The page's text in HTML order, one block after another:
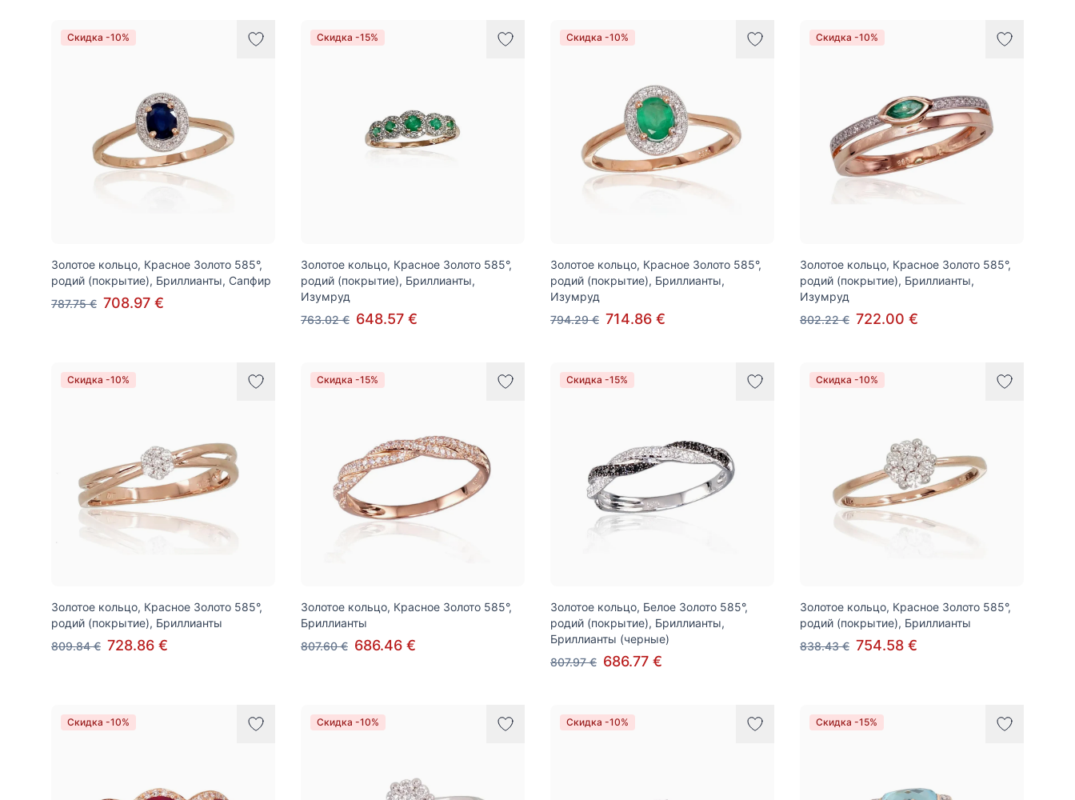
Скидка -10%
Золотое кольцо, Красное Золото 585°,
родий (покрытие), Бриллианты, Сапфир
787.75 € 708.97 €
Скидка -15%
Золотое кольцо, Красное Золото 585°,
родий (покрытие), Бриллианты,
Изумруд
763.02 € 648.57 €
Скидка -10%
Золотое кольцо, Красное Золото 585°,
родий (покрытие), Бриллианты,
Изумруд
794.29 € 714.86 €
Скидка -10%
Золотое кольцо, Красное Золото 585°,
родий (покрытие), Бриллианты,
Изумруд
802.22 € 722.00 €
Скидка -10%
Золотое кольцо, Красное Золото 585°,
родий (покрытие), Бриллианты
809.84 € 728.86 €
Скидка -15%
Золотое кольцо, Красное Золото 585°,
Бриллианты
807.60 € 686.46 €
Скидка -15%
Золотое кольцо, Белое Золото 585°,
родий (покрытие), Бриллианты,
Бриллианты (черные)
807.97 € 686.77 €
Скидка -10%
Золотое кольцо, Красное Золото 585°,
родий (покрытие), Бриллианты
838.43 € 754.58 €
Скидка -10% Скидка -10% Скидка -10% Скидка -15%